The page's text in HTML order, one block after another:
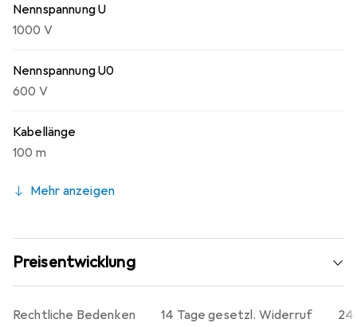
Nennspannung U
1000 V
Nennspannung U0
600 V
Kabellänge
100 m
Mehr anzeigen
Preisentwicklung
14 Tage gesetzl. Widerruf
24
Rechtliche Bedenken